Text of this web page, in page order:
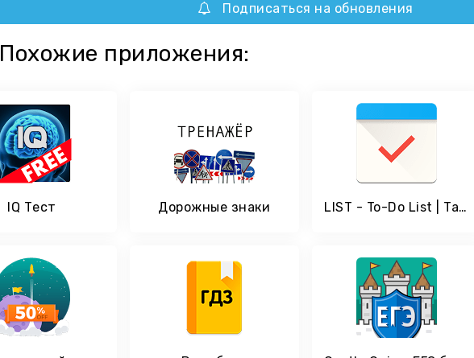
Подписаться на обновления
Похожие приложения:
IQ Тест Дорожные знаки LIST - To-Do List | Task List